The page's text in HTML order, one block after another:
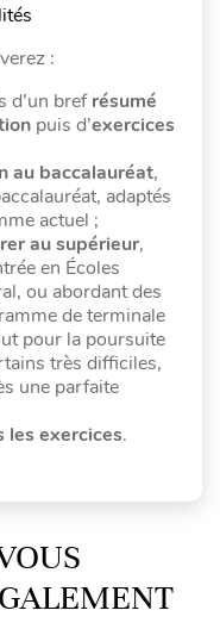
:
d’un brefrésumé
puis d’exercices
au baccalauréat,
adaptés
actuel ;
au supérieur,
en Écoles
ou abordant des
de terminale
pour la poursuite
très difficiles,
une parfaite
les exercices.